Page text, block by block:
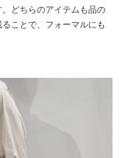
どちらのアイテムも品の
ことで、フォーマルにも